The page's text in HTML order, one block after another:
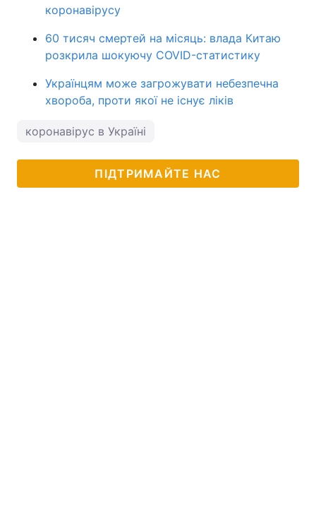
коронавірусу
60 тисяч смертей на місяць: влада Китаю
розкрила шокуючу COVID-статистику
Українцям може загрожувати небезпечна
хвороба, проти якої не існує ліків
коронавірус в Україні
ПІДТРИМАЙТЕ НАС